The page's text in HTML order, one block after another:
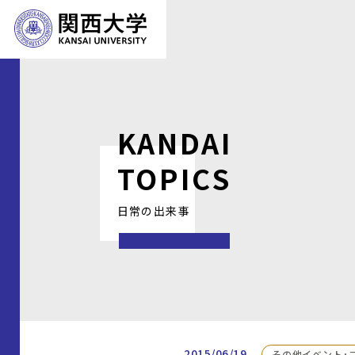
KANDAI
TOPICS
日常の出来事